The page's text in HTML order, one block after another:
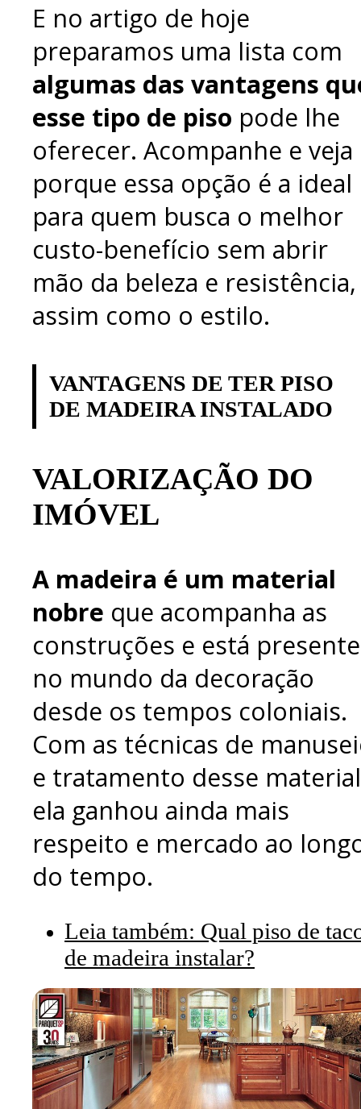
E no artigo de hoje
preparamos uma lista com
algumas das vantagens
esse tipo de piso pode lhe
oferecer. Acompanhe e veja
porque essa opção é a ideal
para quem busca o melhor
custo-benefício sem abrir
mão da beleza e resistência,
assim como o estilo.
VANTAGENS DE TER PISO
DE MADEIRA INSTALADO
VALORIZAÇÃO DO
IMÓVEL
A madeira é um material
nobre que acompanha as
construções e está presente
no mundo da decoração
desde os tempos coloniais.
Com as técnicas de
e tratamento desse
ela ganhou ainda mais
respeito e mercado ao
do tempo.
Leia também: Qual piso de
de madeira instalar?